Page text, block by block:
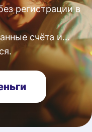
регистрации в
счёта и...